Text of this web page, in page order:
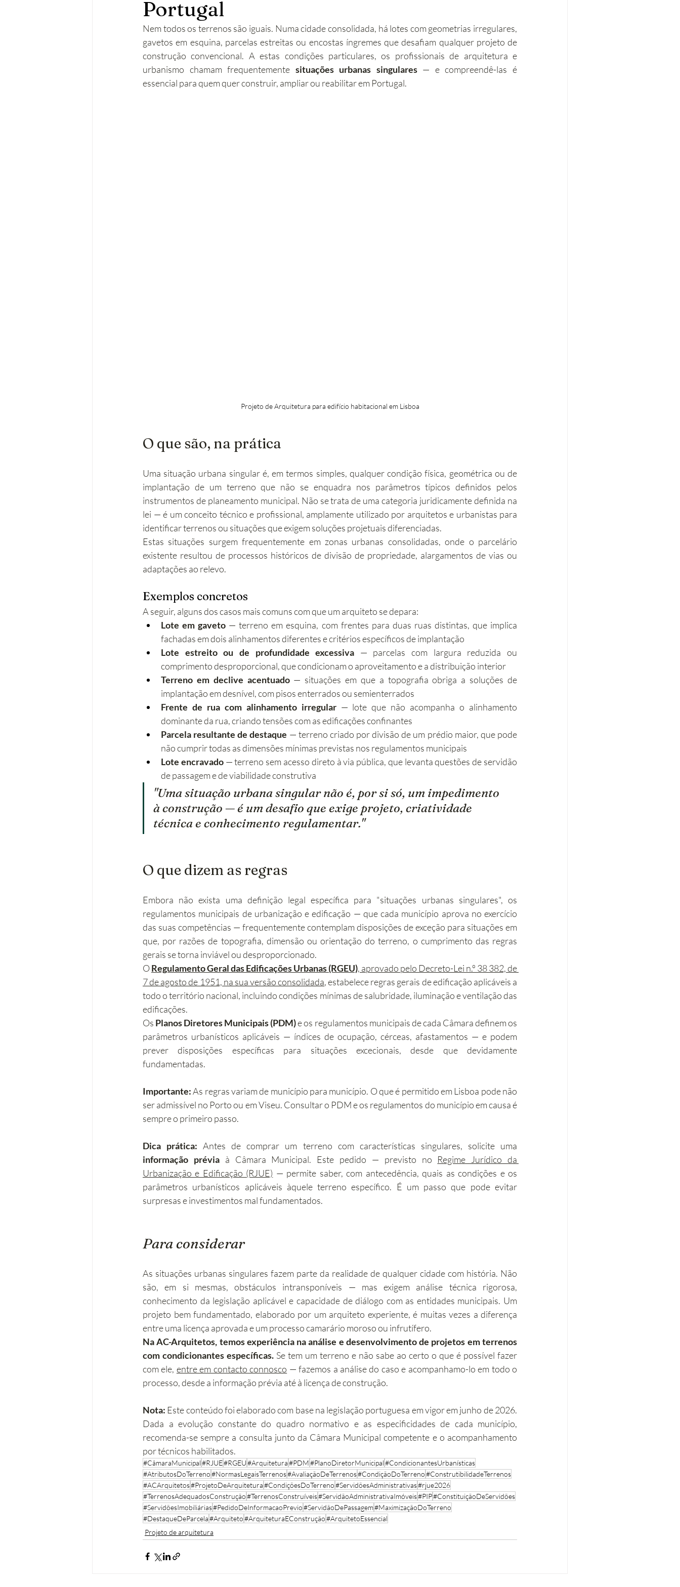
Operações urbanísticas
Acessibilidades Remodelação Turismo Sustentabilidade Investimento Tributação Imobiliária
Portugal
Nem todos os terrenos são iguais. Numa cidade consolidada, há lotes com geometrias irregulares,
gavetos em esquina, parcelas estreitas ou encostas íngremes que desafiam qualquer projeto de
construção convencional. A estas condições particulares, os profissionais de arquitetura e
urbanismo chamam frequentemente situações urbanas singulares — e compreendê-las é
essencial para quem quer construir, ampliar ou reabilitar em Portugal.
Projeto de Arquitetura para edifício habitacional em Lisboa
O que são, na prática
Uma situação urbana singular é, em termos simples, qualquer condição física, geométrica ou de
implantação de um terreno que não se enquadra nos parâmetros típicos definidos pelos
instrumentos de planeamento municipal. Não se trata de uma categoria juridicamente definida na
lei — é um conceito técnico e profissional, amplamente utilizado por arquitetos e urbanistas para
identificar terrenos ou situações que exigem soluções projetuais diferenciadas.
Estas situações surgem frequentemente em zonas urbanas consolidadas, onde o parcelário
existente resultou de processos históricos de divisão de propriedade, alargamentos de vias ou
adaptações ao relevo.
Exemplos concretos
A seguir, alguns dos casos mais comuns com que um arquiteto se depara:
Lote em gaveto — terreno em esquina, com frentes para duas ruas distintas, que implica
fachadas em dois alinhamentos diferentes e critérios específicos de implantação
Lote estreito ou de profundidade excessiva — parcelas com largura reduzida ou
comprimento desproporcional, que condicionam o aproveitamento e a distribuição interior
Terreno em declive acentuado — situações em que a topografia obriga a soluções de
implantação em desnível, com pisos enterrados ou semienterrados
Frente de rua com alinhamento irregular — lote que não acompanha o alinhamento
dominante da rua, criando tensões com as edificações confinantes
Parcela resultante de destaque — terreno criado por divisão de um prédio maior, que pode
não cumprir todas as dimensões mínimas previstas nos regulamentos municipais
Lote encravado — terreno sem acesso direto à via pública, que levanta questões de servidão
de passagem e de viabilidade construtiva
"Uma situação urbana singular não é, por si só, um impedimento
à construção — é um desafio que exige projeto, criatividade
técnica e conhecimento regulamentar."
O que dizem as regras
Embora não exista uma definição legal específica para "situações urbanas singulares", os
regulamentos municipais de urbanização e edificação — que cada município aprova no exercício
das suas competências — frequentemente contemplam disposições de exceção para situações em
que, por razões de topografia, dimensão ou orientação do terreno, o cumprimento das regras
gerais se torna inviável ou desproporcionado.
O Regulamento Geral das Edificações Urbanas (RGEU), aprovado pelo Decreto-Lei n.º 38 382, de
7 de agosto de 1951, na sua versão consolidada, estabelece regras gerais de edificação aplicáveis a
todo o território nacional, incluindo condições mínimas de salubridade, iluminação e ventilação das
edificações.
Os Planos Diretores Municipais (PDM) e os regulamentos municipais de cada Câmara definem os
parâmetros urbanísticos aplicáveis — índices de ocupação, cérceas, afastamentos — e podem
prever disposições específicas para situações excecionais, desde que devidamente
fundamentadas.
Importante: As regras variam de município para município. O que é permitido em Lisboa pode não
ser admissível no Porto ou em Viseu. Consultar o PDM e os regulamentos do município em causa é
sempre o primeiro passo.
Dica prática:
informação prévia à Câmara Municipal. Este pedido — previsto no Regime Jurídico da
Urbanização e Edificação (RJUE) — permite saber, com antecedência, quais as condições e os
parâmetros urbanísticos aplicáveis àquele terreno específico. É um passo que pode evitar
surpresas e investimentos mal fundamentados.
Para considerar
As situações urbanas singulares fazem parte da realidade de qualquer cidade com história. Não
são, em si mesmas, obstáculos intransponíveis — mas exigem análise técnica rigorosa,
conhecimento da legislação aplicável e capacidade de diálogo com as entidades municipais. Um
projeto bem fundamentado, elaborado por um arquiteto experiente, é muitas vezes a diferença
entre uma licença aprovada e um processo camarário moroso ou infrutífero.
Na AC-Arquitetos, temos experiência na análise e desenvolvimento de projetos em terrenos
com condicionantes específicas. Se tem um terreno e não sabe ao certo o que é possível fazer
com ele, entre em contacto connosco — fazemos a análise do caso e acompanhamo-lo em todo o
processo, desde a informação prévia até à licença de construção.
Nota: Este conteúdo foi elaborado com base na legislação portuguesa em vigor em junho de 2026.
Dada a evolução constante do quadro normativo e as especificidades de cada município,
recomenda-se sempre a consulta junto da Câmara Municipal competente e o acompanhamento
por técnicos habilitados.
#CâmaraMunicipal#RJUE#RGEU#Arquitetura#PDM#PlanoDiretorMunicipal#CondicionantesUrbanísticas
#AtributosDoTerreno#NormasLegaisTerrenos#AvaliaçãoDeTerrenos#CondiçãoDoTerreno#ConstrutibilidadeTerrenos
#ACArquitetos#ProjetoDeArquitetura#CondiçõesDoTerreno#ServidõesAdministrativas#rjue2026
#TerrenosAdequadosConstrução#TerrenosConstruíveis#ServidãoAdministrativaImóveis#PIP#ConstituiçãoDeServidões
#ServidõesImobiliárias#PedidoDeInformacaoPrevio#ServidãoDePassagem#MaximizaçãoDoTerreno
#DestaqueDeParcela#Arquiteto#ArquiteturaEConstrução#ArquitetoEssencial
Projeto de arquitetura